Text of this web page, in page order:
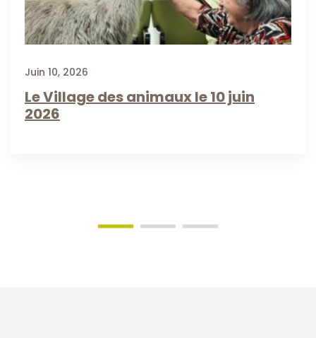
Juin 10, 2026
Le Village des animaux le 10 juin
2026